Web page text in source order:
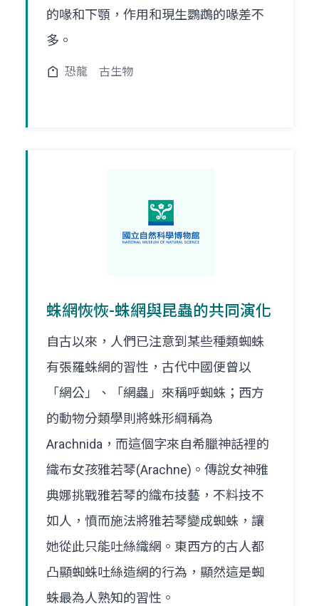
的喙和下顎，作用和現生鸚鵡的喙差不
多。
恐龍 古生物
蛛網恢恢-蛛網與昆蟲的共同演化
自古以來，人們已注意到某些種類蜘蛛
有張羅蛛網的習性，古代中國便曾以
「網公」、「網蟲」來稱呼蜘蛛；西方
的動物分類學則將蛛形綱稱為
Arachnida，而這個字來自希臘神話裡的
織布女孩雅若琴(Arachne)。傳說女神雅
典娜挑戰雅若琴的織布技藝，不料技不
如人，憤而施法將雅若琴變成蜘蛛，讓
她從此只能吐絲織網。東西方的古人都
凸顯蜘蛛吐絲造網的行為，顯然這是蜘
蛛最為人熟知的習性。